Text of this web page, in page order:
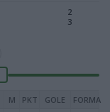
2
3
M PKT GOLE FORMA